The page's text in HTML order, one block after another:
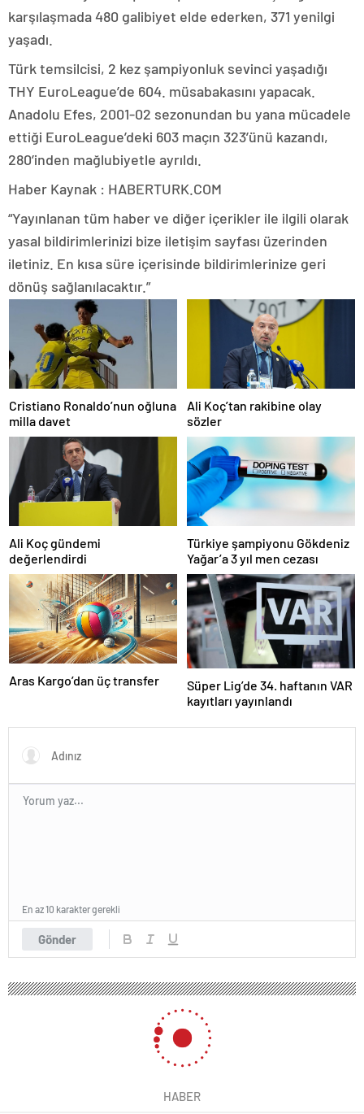
karşılaşmada 480 galibiyet elde ederken, 371 yenilgi
yaşadı.
Türk temsilcisi, 2 kez şampiyonluk sevinci yaşadığı
THY EuroLeague’de 604. müsabakasını yapacak.
Anadolu Efes, 2001-02 sezonundan bu yana mücadele
ettiği EuroLeague’deki 603 maçın 323’ünü kazandı,
280’inden mağlubiyetle ayrıldı.
Haber Kaynak : HABERTURK.COM
“Yayınlanan tüm haber ve diğer içerikler ile ilgili olarak
yasal bildirimlerinizi bize iletişim sayfası üzerinden
iletiniz. En kısa süre içerisinde bildirimlerinize geri
dönüş sağlanılacaktır.”
Cristiano Ronaldo’nun oğluna
milla davet
Ali Koç’tan rakibine olay
sözler
Ali Koç gündemi
değerlendirdi
Türkiye şampiyonu Gökdeniz
Yağar’a 3 yıl men cezası
Aras Kargo’dan üç transfer
Süper Lig’de 34. haftanın VAR
kayıtları yayınlandı
Gönder
En az 10 karakter gerekli
HABER